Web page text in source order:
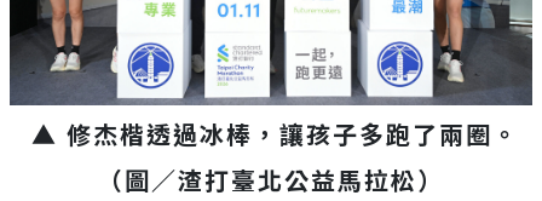
▲ 修杰楷透過冰棒，讓孩子多跑了兩圈。
（圖／渣打臺北公益馬拉松）